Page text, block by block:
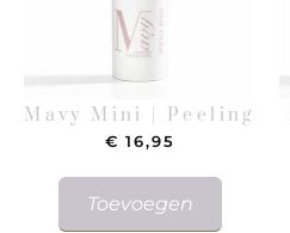
Mavy Mini | Peeling
€ 16,95
Toevoegen